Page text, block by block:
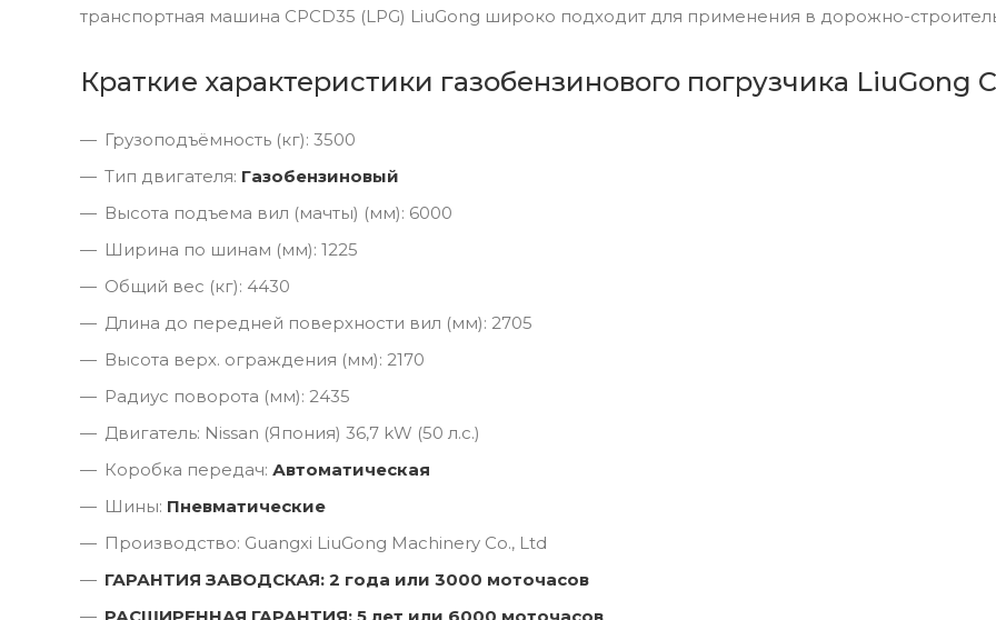
транспортная машина CPCD35 (LPG) LiuGong широко подходит для применения в дорожно-
Краткие характеристики газобензинового погрузчика LiuGong
Грузоподъёмность (кг): 3500
Тип двигателя: Газобензиновый
Высота подъема вил (мачты) (мм): 6000
Ширина по шинам (мм): 1225
Общий вес (кг): 4430
Длина до передней поверхности вил (мм): 2705
Высота верх. ограждения (мм): 2170
Радиус поворота (мм): 2435
Двигатель: Nissan (Япония) 36,7 kW (50 л.с.)
Коробка передач: Автоматическая
Шины: Пневматические
Производство: Guangxi LiuGong Machinery Co., Ltd
ГАРАНТИЯ ЗАВОДСКАЯ: 2 года или 3000 моточасов